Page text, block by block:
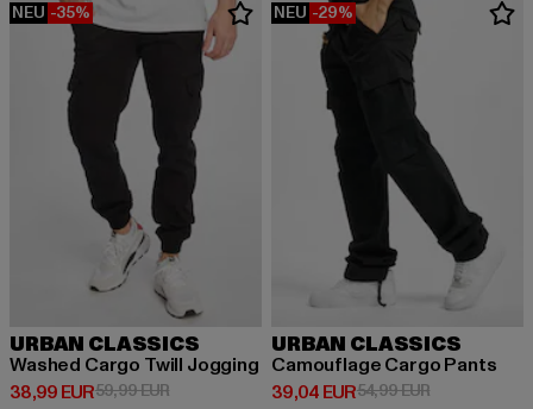
NEU -35%
URBAN CLASSICS
Washed Cargo Twill Jogging
38,99 EUR
Derzeitiger Preis: 38,99 EUR
59,99 EURAktionspreis: 59,99 EUR
NEU -29%
URBAN CLASSICS
Camouflage Cargo Pants
39,04 EUR
Derzeitiger Preis: 39,04 EUR
54,99 EURAktionspreis: